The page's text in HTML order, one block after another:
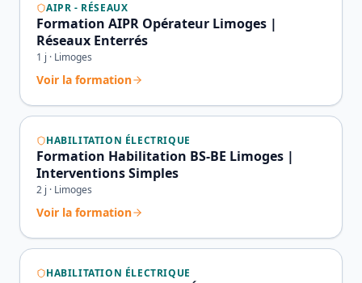
AIPR - RÉSEAUX
Formation AIPR Opérateur Limoges |
Réseaux Enterrés
1 j · Limoges
Voir la formation
HABILITATION ÉLECTRIQUE
Formation Habilitation BS-BE Limoges |
Interventions Simples
2 j · Limoges
Voir la formation
HABILITATION ÉLECTRIQUE